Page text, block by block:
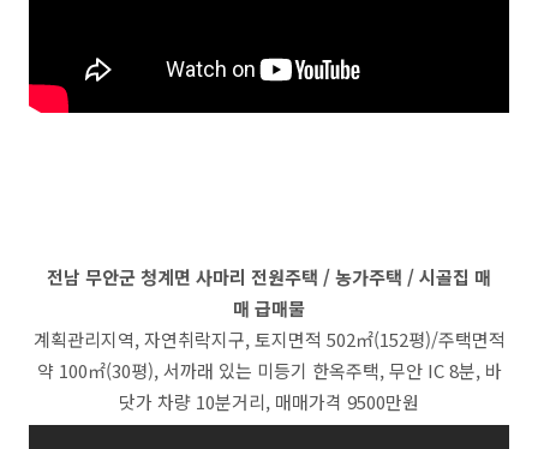
전남 무안군 청계면 사마리 전원주택 / 농가주택 / 시골집 매
매 급매물
계획관리지역, 자연취락지구, 토지면적 502㎡(152평)/주택면적
약 100㎡(30평), 서까래 있는 미등기 한옥주택, 무안 IC 8분, 바
닷가 차량 10분거리, 매매가격 9500만원